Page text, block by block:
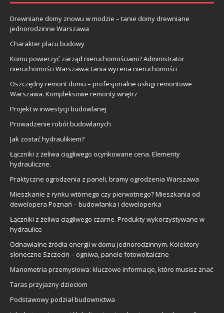
Drewniane domy znowu w modzie – tanie domy drewniane
jednorodzinne Warszawa
Charakter placu budowy
Komu powierzyć zarząd nieruchomościami? Administrator
nieruchomości Warszawa: tania wycena nieruchomości
Oszczędny remont domu – profesjonalne usługi remontowe
Warszawa. Kompleksowe remonty wnętrz
Projekt w inwestycji budowlanej
Prowadzenie robót budowlanych
Jak zostać hydraulikiem?
Łączniki z żeliwa ciągliwego ocynkowane cena. Elementy
hydrauliczne.
Praktyczne ogrodzenia z paneli, bramy ogrodzenia Warszawa
Mieszkanie z rynku wtórnego czy pierwotnego? Mieszkania od
dewelopera Poznań – budowlanka i deweloperka
Łączniki z żeliwa ciągliwego czarne. Produkty wykorzystywane w
hydraulice
Odnawialne źródła energii w domu jednorodzinnym. Kolektory
słoneczne Szczecin – ogniwa, panele fotowoltaiczne
Manometria przemysłowa: kluczowe informacje, które musisz znać
Taras przyjazny dzieciom
Podstawowy podział budownictwa